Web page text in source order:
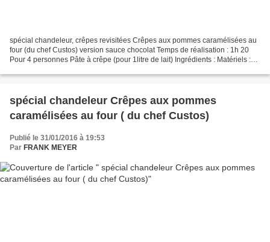
spécial chandeleur, crêpes revisitées Crêpes aux pommes caramélisées au
four (du chef Custos) version sauce chocolat Temps de réalisation : 1h 20
Pour 4 personnes Pâte à crêpe (pour 1litre de lait) Ingrédients : Matériels :
spécial chandeleur Crêpes aux pommes
caramélisées au four ( du chef Custos)
Publié le 31/01/2016 à 19:53
Par FRANK MEYER